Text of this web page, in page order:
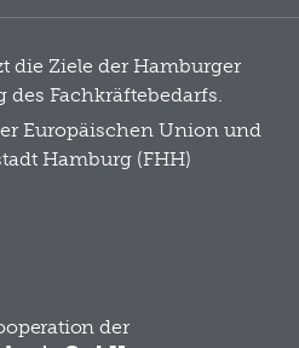
die Ziele der Hamburger
des Fachkräftebedarfs.
Europäischen Union und
Hamburg (FHH)
der